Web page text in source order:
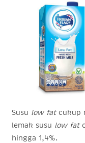
Susu low fatcukup
lemak susu low fat
hingga 1,4%.